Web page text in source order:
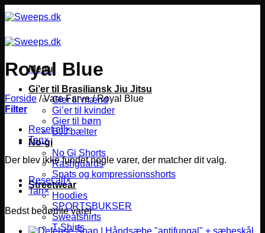
til
Menu
Gi’er til Brasiliansk Jiu Jitsu
Gier til mænd
Gi’er til kvinder
Gier til børn
BJJ bælter
No-gi
No Gi Shorts
Rashguards
Spats og kompressionsshorts
Streetwear
Hoodies
SPORTSBUKSER
Sweatshirts
T-Shirts
Royal Blue
Forside /Vare Farve/Royal Blue
Filter
Reset all×
Tan×
Der blev ikke fundet nogle varer, der matcher dit valg.
Reset all×
Tan×
Bedst bedømte varer